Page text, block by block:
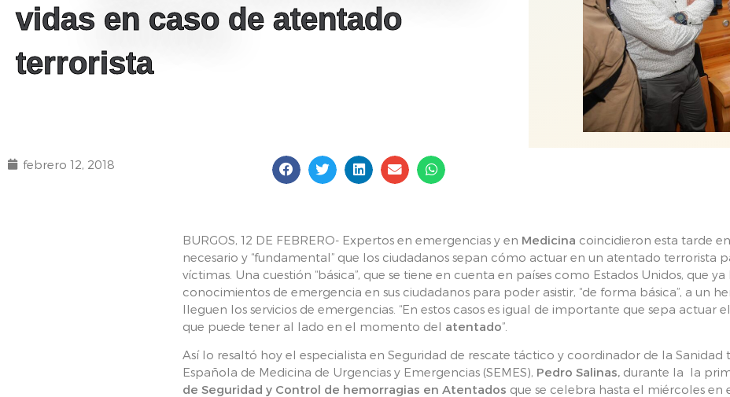
vidas en caso de atentado
terrorista
febrero 12, 2018
BURGOS, 12 DE FEBRERO- Expertos en emergencias y en Medicina coincidieron esta tarde
necesario y “fundamental” que los ciudadanos sepan cómo actuar en un atentado terrorista
víctimas. Una cuestión “básica”, que se tiene en cuenta en países como Estados Unidos, que
conocimientos de emergencia en sus ciudadanos para poder asistir, “de forma básica”, a un
lleguen los servicios de emergencias. “En estos casos es igual de importante que sepa actuar
que puede tener al lado en el momento del atentado”.
Así lo resaltó hoy el especialista en Seguridad de rescate táctico y coordinador de la Sanidad
Española de Medicina de Urgencias y Emergencias (SEMES), Pedro Salinas, durante la la
de Seguridad y Control de hemorragias en Atentados que se celebra hasta el miércoles en